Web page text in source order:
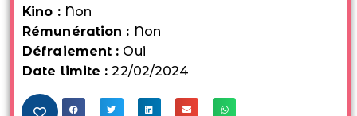
Kino : Non
Rémunération : Non
Défraiement : Oui
Date limite :22/02/2024